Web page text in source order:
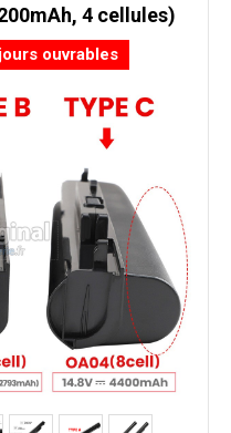
4 cellules)
ouvrables